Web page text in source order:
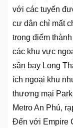
với các tuyến
cư dân chỉ mất
trọng điểm
các khu vực
sân bay Long
ích ngoại khu
thương mại
Metro An Phú,
Đến với Empire